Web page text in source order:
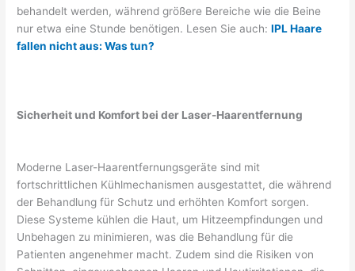
behandelt werden, während größere Bereiche wie die Beine
nur etwa eine Stunde benötigen. Lesen Sie auch:IPL Haare
fallen nicht aus: Was tun?
Sicherheit und Komfort bei der Laser-Haarentfernung
Moderne Laser-Haarentfernungsgeräte sind mit
fortschrittlichen Kühlmechanismen ausgestattet, die während
der Behandlung für Schutz und erhöhten Komfort sorgen.
Diese Systeme kühlen die Haut, um Hitzeempfindungen und
Unbehagen zu minimieren, was die Behandlung für die
Patienten angenehmer macht. Zudem sind die Risiken von